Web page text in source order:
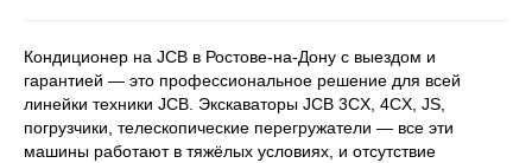
Кондиционер на JCB в Ростове-на-Дону с выездом и
гарантией — это профессиональное решение для всей
линейки техники JCB. Экскаваторы JCB 3CX, 4CX, JS,
погрузчики, телескопические перегружатели — все эти
машины работают в тяжёлых условиях, и отсутствие